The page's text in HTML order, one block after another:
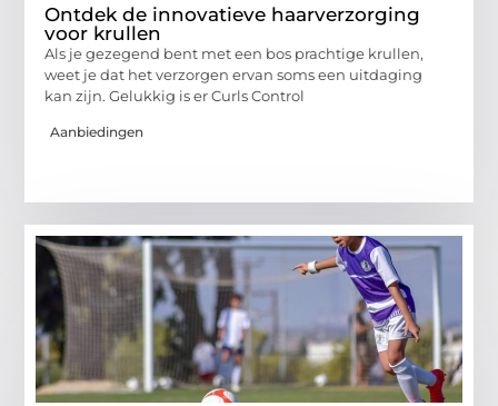
Ontdek de innovatieve haarverzorging
voor krullen
Als je gezegend bent met een bos prachtige krullen,
weet je dat het verzorgen ervan soms een uitdaging
kan zijn. Gelukkig is er Curls Control
Aanbiedingen